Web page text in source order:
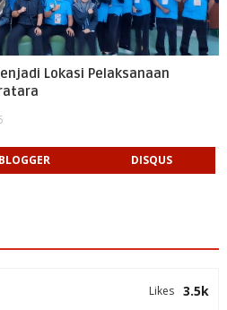
Lokasi Pelaksanaan
BLOGGER DISQUS
3.5k
Likes